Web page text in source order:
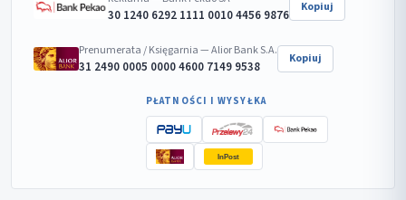
30 1240 6292 1111 0010 4456 9876 Kopiuj
Prenumerata / Księgarnia — Alior Bank S.A.
31 2490 0005 0000 4600 7149 9538 Kopiuj
PŁATNOŚCI I WYSYŁKA
InPost